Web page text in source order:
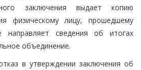
заключения выдает копию
физическому лицу, прошедшему
направляет сведения об итогах
объединение.
в утверждении заключения об